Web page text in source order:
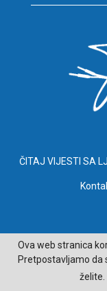
ČITAJ VIJESTI SA
Ova web stranica
Pretpostavljamo da
želite.